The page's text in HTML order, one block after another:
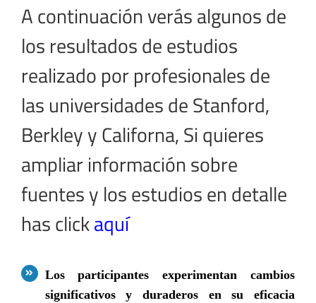
A continuación verás algunos de
los resultados de estudios
realizado por profesionales de
las universidades de Stanford,
Berkley y Californa, Si quieres
ampliar información sobre
fuentes y los estudios en detalle
has clickaquí
Los participantes experimentan cambios
significativos y duraderos en su eficacia